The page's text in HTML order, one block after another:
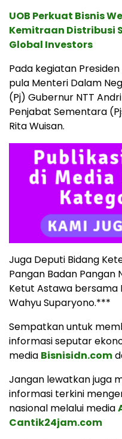
UOB Perkuat Bisnis
Kemitraan Distribusi
Global Investors
Pada kegiatan
pula Menteri Dalam
(Pj) Gubernur NTT
Penjabat Sementara
Rita Wuisan.
Juga Deputi Bidang
Pangan Badan Pangan
Ketut Astawa bersama
Wahyu Suparyono.***
Sempatkan untuk
informasi seputar
media Bisnisidn.com
Jangan lewatkan juga
informasi terkini
nasional melalui media
Cantik24jam.com